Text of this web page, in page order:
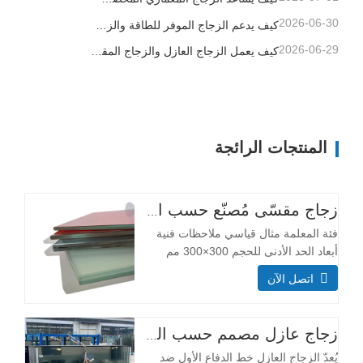
2026-06-30
2026-06-29
المنتجات الرائجة
فئة المعلمة مثال قياسي ملاحظات فنية
أبعاد الحد الأدنى للحجم 300×300 مم
قدرة تحمل الأحمال ومقاومة الصدمات.
طبقة مزدوجة: 6+6+6،
اتصل الآن
زجاج عازل مصمم حسب الطلب
يُعدّ الزجاج العازل خط الدفاع الأول ضد